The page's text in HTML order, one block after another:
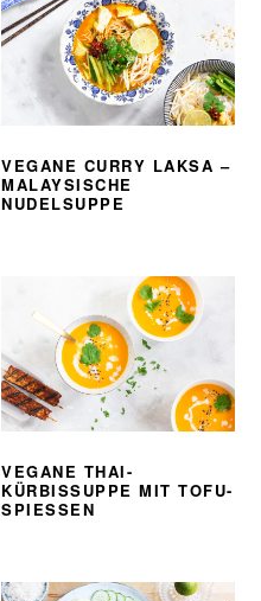
VEGANE CURRY LAKSA –
MALAYSISCHE
NUDELSUPPE
VEGANE THAI-
KÜRBISSUPPE MIT TOFU-
SPIESSEN